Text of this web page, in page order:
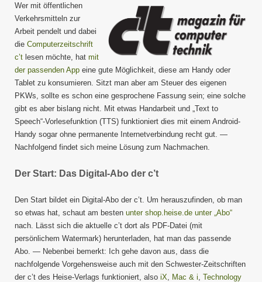
Wer mit öffentlichen
Verkehrsmitteln zur
Arbeit pendelt und dabei
die Computerzeitschrift
c’t lesen möchte, hat mit
der passenden App eine gute Möglichkeit, diese am Handy oder
Tablet zu konsumieren. Sitzt man aber am Steuer des eigenen
PKWs, sollte es schon eine gesprochene Fassung sein; eine solche
gibt es aber bislang nicht. Mit etwas Handarbeit und „Text to
Speech“-Vorlesefunktion (TTS) funktioniert dies mit einem Android-
Handy sogar ohne permanente Internetverbindung recht gut. —
Nachfolgend findet sich meine Lösung zum Nachmachen.
Der Start: Das Digital-Abo der c’t
Den Start bildet ein Digital-Abo der c’t. Um herauszufinden, ob man
so etwas hat, schaut am besten unter shop.heise.de unter „Abo“
nach. Lässt sich die aktuelle c’t dort als PDF-Datei (mit
persönlichem Watermark) herunterladen, hat man das passende
Abo. — Nebenbei bemerkt: Ich gehe davon aus, dass die
nachfolgende Vorgehensweise auch mit den Schwester-Zeitschriften
der c’t des Heise-Verlags funktioniert, also iX, Mac & i, Technology